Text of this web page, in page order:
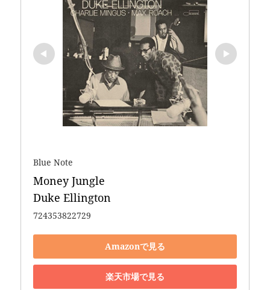
Blue Note
Money Jungle
Duke Ellington
724353822729
Amazonで見る
楽天市場で見る